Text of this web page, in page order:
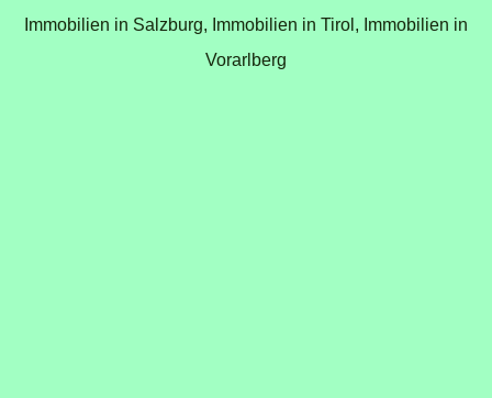
Immobilien in Salzburg, Immobilien in Tirol, Immobilien in
Vorarlberg